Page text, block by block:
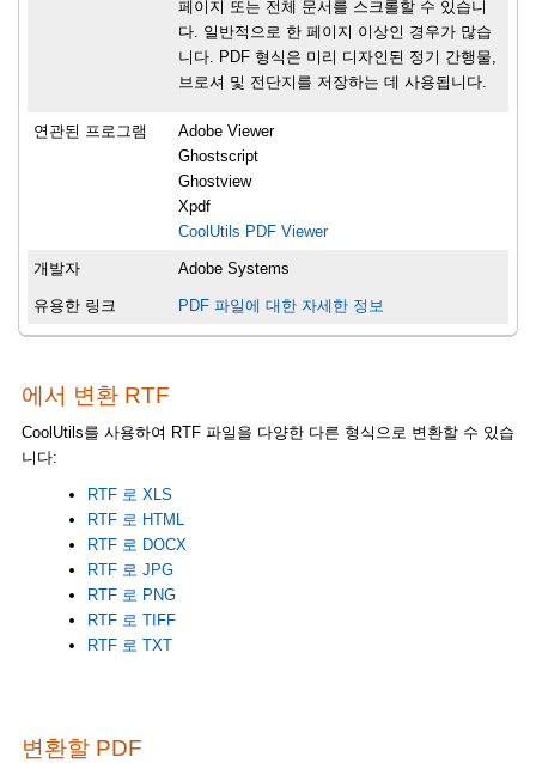
페이지 또는 전체 문서를 스크롤할 수 있습니
다. 일반적으로 한 페이지 이상인 경우가 많습
니다. PDF 형식은 미리 디자인된 정기 간행물,
브로셔 및 전단지를 저장하는 데 사용됩니다.
연관된 프로그램
Adobe Viewer
Ghostscript
Ghostview
Xpdf
CoolUtils PDF Viewer
개발자 Adobe Systems
유용한 링크 PDF 파일에 대한 자세한 정보
에서 변환 RTF
CoolUtils를 사용하여 RTF 파일을 다양한 다른 형식으로 변환할 수 있습
니다:
RTF 로 XLS
RTF 로 HTML
RTF 로 DOCX
RTF 로 JPG
RTF 로 PNG
RTF 로 TIFF
RTF 로 TXT
변환할 PDF